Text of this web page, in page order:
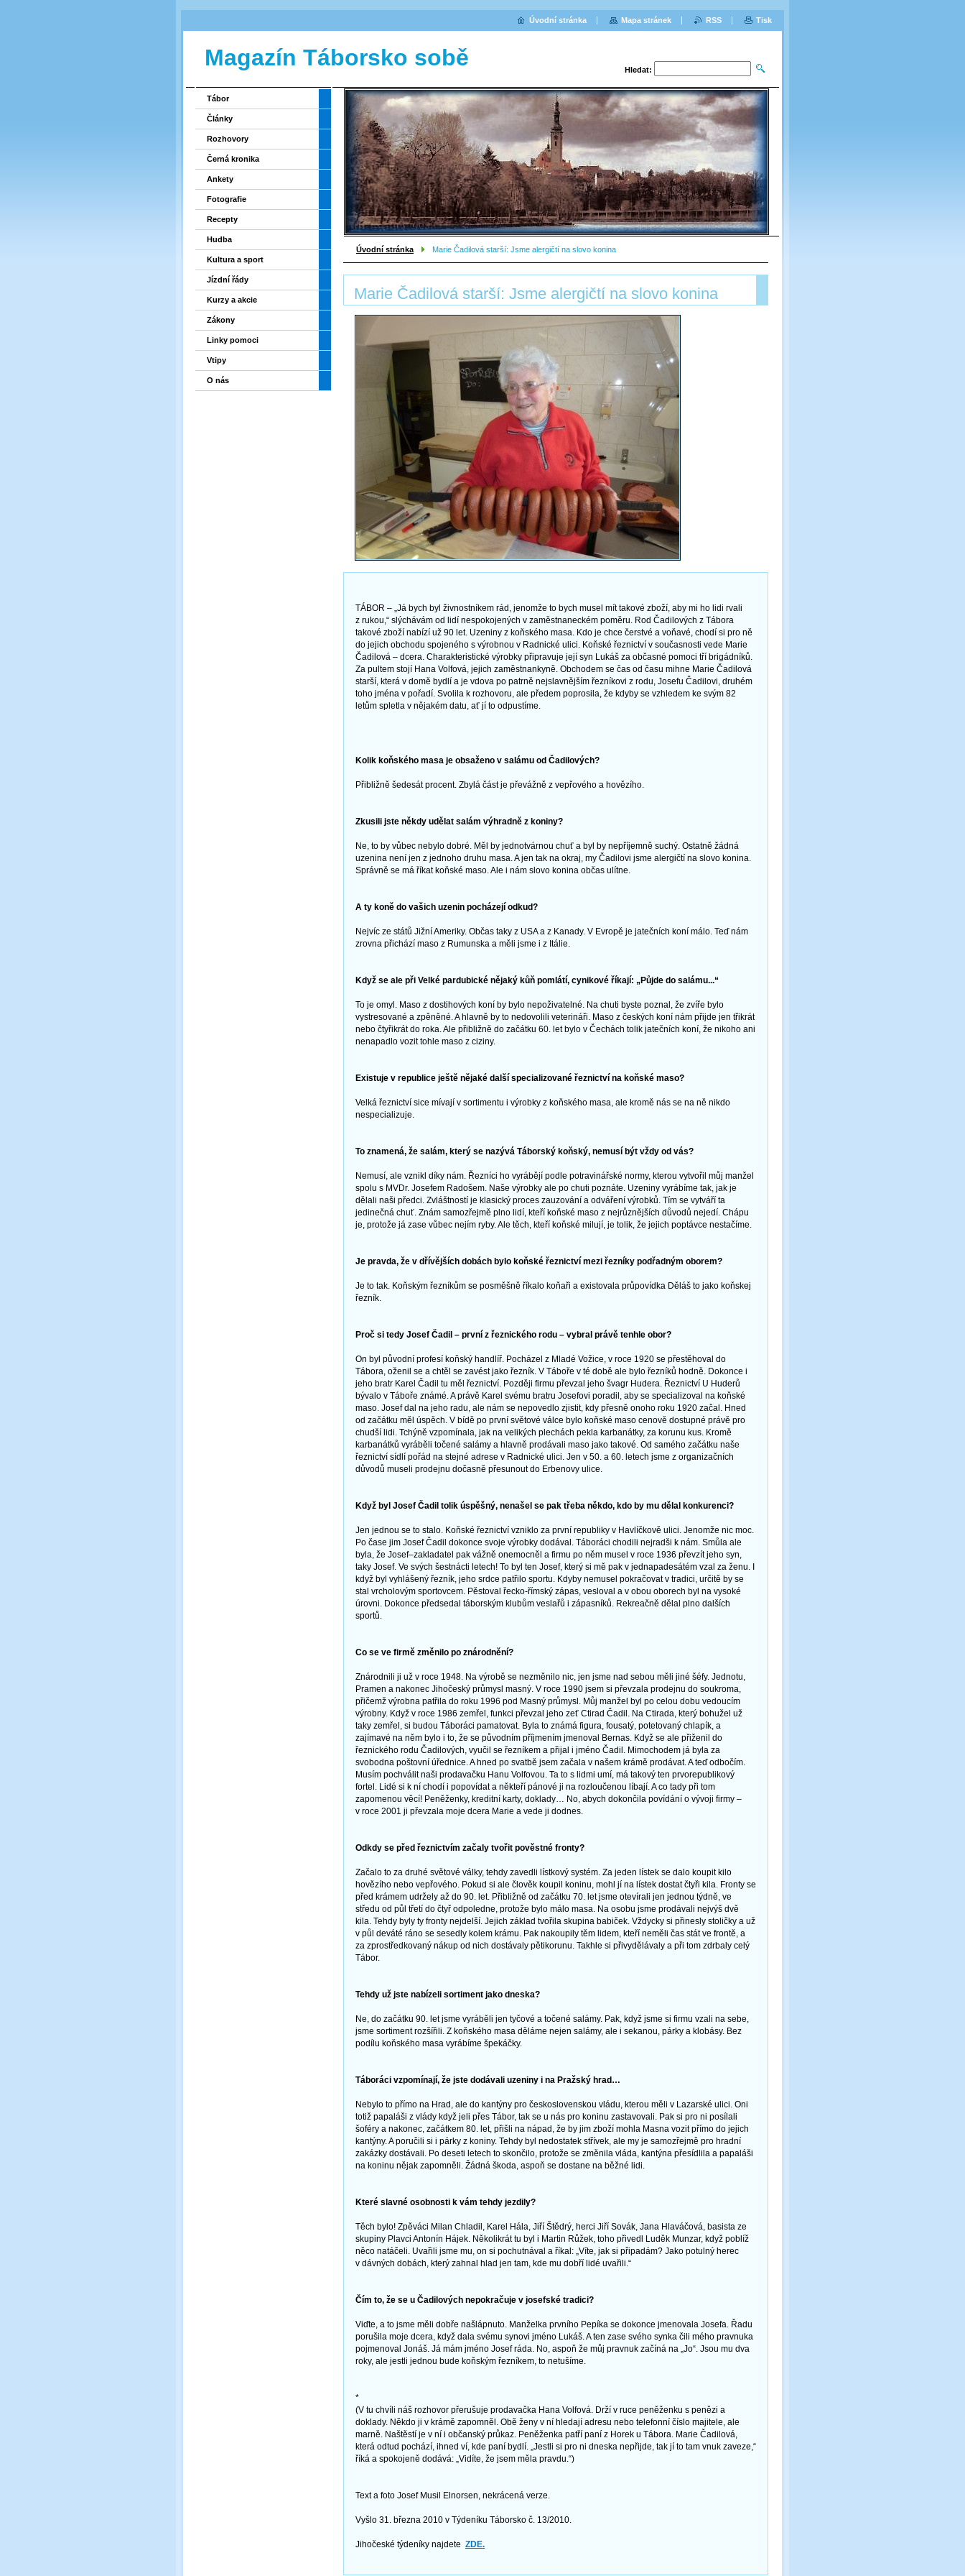
Magazín Táborsko sobě Hledat:
Úvodní stránka Marie Čadilová starší: Jsme alergičtí na slovo konina
Marie Čadilová starší: Jsme alergičtí na slovo konina
TÁBOR – „Já bych byl živnostníkem rád, jenomže to bych musel mít takové zboží, aby mi ho lidi rvali
z rukou,“ slýchávám od lidí nespokojených v zaměstnaneckém poměru. Rod Čadilových z Tábora
takové zboží nabízí už 90 let. Uzeniny z koňského masa. Kdo je chce čerstvé a voňavé, chodí si pro ně
do jejich obchodu spojeného s výrobnou v Radnické ulici. Koňské řeznictví v současnosti vede Marie
Čadilová – dcera. Charakteristické výrobky připravuje její syn Lukáš za občasné pomoci tří brigádníků.
Za pultem stojí Hana Volfová, jejich zaměstnankyně. Obchodem se čas od času mihne Marie Čadilová
starší, která v domě bydlí a je vdova po patrně nejslavnějším řezníkovi z rodu, Josefu Čadilovi, druhém
toho jména v pořadí. Svolila k rozhovoru, ale předem poprosila, že kdyby se vzhledem ke svým 82
letům spletla v nějakém datu, ať jí to odpustíme.
Kolik koňského masa je obsaženo v salámu od Čadilových?
Přibližně šedesát procent. Zbylá část je převážně z vepřového a hovězího.
Zkusili jste někdy udělat salám výhradně z koniny?
Ne, to by vůbec nebylo dobré. Měl by jednotvárnou chuť a byl by nepříjemně suchý. Ostatně žádná
uzenina není jen z jednoho druhu masa. A jen tak na okraj, my Čadilovi jsme alergičtí na slovo konina.
Správně se má říkat koňské maso. Ale i nám slovo konina občas ulítne.
A ty koně do vašich uzenin pocházejí odkud?
Nejvíc ze států Jižní Ameriky. Občas taky z USA a z Kanady. V Evropě je jatečních koní málo. Teď nám
zrovna přichází maso z Rumunska a měli jsme i z Itálie.
Když se ale při Velké pardubické nějaký kůň pomlátí, cynikové říkají: „Půjde do salámu...“
To je omyl. Maso z dostihových koní by bylo nepoživatelné. Na chuti byste poznal, že zvíře bylo
vystresované a zpěněné. A hlavně by to nedovolili veterináři. Maso z českých koní nám přijde jen třikrát
nebo čtyřikrát do roka. Ale přibližně do začátku 60. let bylo v Čechách tolik jatečních koní, že nikoho ani
nenapadlo vozit tohle maso z ciziny.
Existuje v republice ještě nějaké další specializované řeznictví na koňské maso?
Velká řeznictví sice mívají v sortimentu i výrobky z koňského masa, ale kromě nás se na ně nikdo
nespecializuje.
To znamená, že salám, který se nazývá Táborský koňský, nemusí být vždy od vás?
Nemusí, ale vznikl díky nám. Řezníci ho vyrábějí podle potravinářské normy, kterou vytvořil můj manžel
spolu s MVDr. Josefem Radošem. Naše výrobky ale po chuti poznáte. Uzeniny vyrábíme tak, jak je
dělali naši předci. Zvláštností je klasický proces zauzování a odváření výrobků. Tím se vytváří ta
jedinečná chuť. Znám samozřejmě plno lidí, kteří koňské maso z nejrůznějších důvodů nejedí. Chápu
je, protože já zase vůbec nejím ryby. Ale těch, kteří koňské milují, je tolik, že jejich poptávce nestačíme.
Je pravda, že v dřívějších dobách bylo koňské řeznictví mezi řezníky podřadným oborem?
Je to tak. Koňským řezníkům se posměšně říkalo koňaři a existovala průpovídka Děláš to jako koňskej
řezník.
Proč si tedy Josef Čadil – první z řeznického rodu – vybral právě tenhle obor?
On byl původní profesí koňský handlíř. Pocházel z Mladé Vožice, v roce 1920 se přestěhoval do
Tábora, oženil se a chtěl se zavést jako řezník. V Táboře v té době ale bylo řezníků hodně. Dokonce i
jeho bratr Karel Čadil tu měl řeznictví. Později firmu převzal jeho švagr Hudera. Řeznictví U Huderů
bývalo v Táboře známé. A právě Karel svému bratru Josefovi poradil, aby se specializoval na koňské
maso. Josef dal na jeho radu, ale nám se nepovedlo zjistit, kdy přesně onoho roku 1920 začal. Hned
od začátku měl úspěch. V bídě po první světové válce bylo koňské maso cenově dostupné právě pro
chudší lidi. Tchýně vzpomínala, jak na velikých plechách pekla karbanátky, za korunu kus. Kromě
karbanátků vyráběli točené salámy a hlavně prodávali maso jako takové. Od samého začátku naše
řeznictví sídlí pořád na stejné adrese v Radnické ulici. Jen v 50. a 60. letech jsme z organizačních
důvodů museli prodejnu dočasně přesunout do Erbenovy ulice.
Když byl Josef Čadil tolik úspěšný, nenašel se pak třeba někdo, kdo by mu dělal konkurenci?
Jen jednou se to stalo. Koňské řeznictví vzniklo za první republiky v Havlíčkově ulici. Jenomže nic moc.
Po čase jim Josef Čadil dokonce svoje výrobky dodával. Táboráci chodili nejradši k nám. Smůla ale
byla, že Josef–zakladatel pak vážně onemocněl a firmu po něm musel v roce 1936 převzít jeho syn,
taky Josef. Ve svých šestnácti letech! To byl ten Josef, který si mě pak v jednapadesátém vzal za ženu. I
když byl vyhlášený řezník, jeho srdce patřilo sportu. Kdyby nemusel pokračovat v tradici, určitě by se
stal vrcholovým sportovcem. Pěstoval řecko-římský zápas, vesloval a v obou oborech byl na vysoké
úrovni. Dokonce předsedal táborským klubům veslařů i zápasníků. Rekreačně dělal plno dalších
sportů.
Co se ve firmě změnilo po znárodnění?
Znárodnili ji už v roce 1948. Na výrobě se nezměnilo nic, jen jsme nad sebou měli jiné šéfy. Jednotu,
Pramen a nakonec Jihočeský průmysl masný. V roce 1990 jsem si převzala prodejnu do soukroma,
přičemž výrobna patřila do roku 1996 pod Masný průmysl. Můj manžel byl po celou dobu vedoucím
výrobny. Když v roce 1986 zemřel, funkci převzal jeho zeť Ctirad Čadil. Na Ctirada, který bohužel už
taky zemřel, si budou Táboráci pamatovat. Byla to známá figura, fousatý, potetovaný chlapík, a
zajímavé na něm bylo i to, že se původním příjmením jmenoval Bernas. Když se ale přiženil do
řeznického rodu Čadilových, vyučil se řezníkem a přijal i jméno Čadil. Mimochodem já byla za
svobodna poštovní úřednice. A hned po svatbě jsem začala v našem krámě prodávat. A teď odbočím.
Musím pochválit naši prodavačku Hanu Volfovou. Ta to s lidmi umí, má takový ten prvorepublikový
fortel. Lidé si k ní chodí i popovídat a někteří pánové ji na rozloučenou líbají. A co tady při tom
zapomenou věcí! Peněženky, kreditní karty, doklady… No, abych dokončila povídání o vývoji firmy –
v roce 2001 ji převzala moje dcera Marie a vede ji dodnes.
Odkdy se před řeznictvím začaly tvořit pověstné fronty?
Začalo to za druhé světové války, tehdy zavedli lístkový systém. Za jeden lístek se dalo koupit kilo
hovězího nebo vepřového. Pokud si ale člověk koupil koninu, mohl jí na lístek dostat čtyři kila. Fronty se
před krámem udržely až do 90. let. Přibližně od začátku 70. let jsme otevírali jen jednou týdně, ve
středu od půl třetí do čtyř odpoledne, protože bylo málo masa. Na osobu jsme prodávali nejvýš dvě
kila. Tehdy byly ty fronty nejdelší. Jejich základ tvořila skupina babiček. Vždycky si přinesly stoličky a už
v půl deváté ráno se sesedly kolem krámu. Pak nakoupily těm lidem, kteří neměli čas stát ve frontě, a
za zprostředkovaný nákup od nich dostávaly pětikorunu. Takhle si přivydělávaly a při tom zdrbaly celý
Tábor.
Tehdy už jste nabízeli sortiment jako dneska?
Ne, do začátku 90. let jsme vyráběli jen tyčové a točené salámy. Pak, když jsme si firmu vzali na sebe,
jsme sortiment rozšířili. Z koňského masa děláme nejen salámy, ale i sekanou, párky a klobásy. Bez
podílu koňského masa vyrábíme špekáčky.
Táboráci vzpomínají, že jste dodávali uzeniny i na Pražský hrad…
Nebylo to přímo na Hrad, ale do kantýny pro československou vládu, kterou měli v Lazarské ulici. Oni
totiž papaláši z vlády když jeli přes Tábor, tak se u nás pro koninu zastavovali. Pak si pro ni posílali
šoféry a nakonec, začátkem 80. let, přišli na nápad, že by jim zboží mohla Masna vozit přímo do jejich
kantýny. A poručili si i párky z koniny. Tehdy byl nedostatek střívek, ale my je samozřejmě pro hradní
zakázky dostávali. Po deseti letech to skončilo, protože se změnila vláda, kantýna přesídlila a papaláši
na koninu nějak zapomněli. Žádná škoda, aspoň se dostane na běžné lidi.
Které slavné osobnosti k vám tehdy jezdily?
Těch bylo! Zpěváci Milan Chladil, Karel Hála, Jiří Štědrý, herci Jiří Sovák, Jana Hlaváčová, basista ze
skupiny Plavci Antonín Hájek. Několikrát tu byl i Martin Růžek, toho přivedl Luděk Munzar, když poblíž
něco natáčeli. Uvařili jsme mu, on si pochutnával a říkal: „Víte, jak si připadám? Jako potulný herec
v dávných dobách, který zahnal hlad jen tam, kde mu dobří lidé uvařili.“
Čím to, že se u Čadilových nepokračuje v josefské tradici?
Viďte, a to jsme měli dobře našlápnuto. Manželka prvního Pepíka se dokonce jmenovala Josefa. Řadu
porušila moje dcera, když dala svému synovi jméno Lukáš. A ten zase svého synka čili mého pravnuka
pojmenoval Jonáš. Já mám jméno Josef ráda. No, aspoň že můj pravnuk začíná na „Jo“. Jsou mu dva
roky, ale jestli jednou bude koňským řezníkem, to netušíme.
*
(V tu chvíli náš rozhovor přerušuje prodavačka Hana Volfová. Drží v ruce peněženku s penězi a
doklady. Někdo ji v krámě zapomněl. Obě ženy v ní hledají adresu nebo telefonní číslo majitele, ale
marně. Naštěstí je v ní i občanský průkaz. Peněženka patří paní z Horek u Tábora. Marie Čadilová,
která odtud pochází, ihned ví, kde paní bydlí. „Jestli si pro ni dneska nepřijde, tak jí to tam vnuk zaveze,“
říká a spokojeně dodává: „Vidíte, že jsem měla pravdu.“)
Text a foto Josef Musil Elnorsen, nekrácená verze.
Vyšlo 31. března 2010 v Týdeníku Táborsko č. 13/2010.
Jihočeské týdeníky najdete ZDE.
Tábor
Články
Rozhovory
Černá kronika
Ankety
Fotografie
Recepty
Hudba
Kultura a sport
Jízdní řády
Kurzy a akcie
Zákony
Linky pomoci
Vtipy
O nás
Úvodní stránka Mapa stránek RSS Tisk